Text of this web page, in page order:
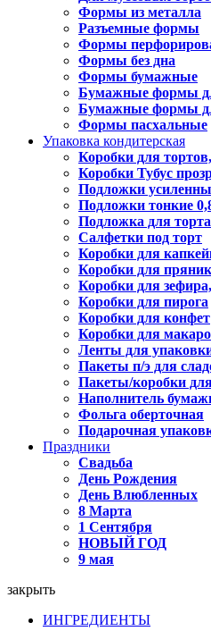
Формы из металла
Разъемные формы
Формы
Формы без дна
Формы бумажные
Бумажные формы
Бумажные формы
Формы пасхальные
Упаковка кондитерская
Коробки для
Коробки Тубус
Подложки
Подложки тонкие
Подложка для
Салфетки под торт
Коробки для
Коробки для
Коробки для
Коробки для пирога
Коробки для конфет
Коробки для
Ленты для
Пакеты п/э для
Пакеты/коробки
Наполнитель
Фольга оберточная
Подарочная
Праздники
Свадьба
День Рождения
День Влюбленных
8 Марта
1 Сентября
НОВЫЙ ГОД
9 мая
закрыть
ИНГРЕДИЕНТЫ